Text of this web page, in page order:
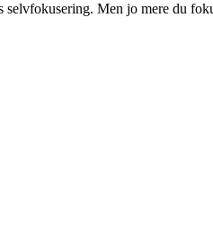
selvfokusering. Men jo mere du